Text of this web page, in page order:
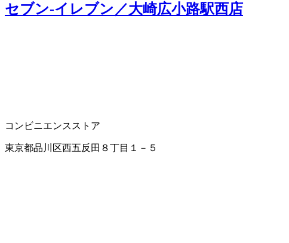
セブン‐イレブン／大崎広小路駅西店
コンビニエンスストア
東京都品川区西五反田８丁目１－５